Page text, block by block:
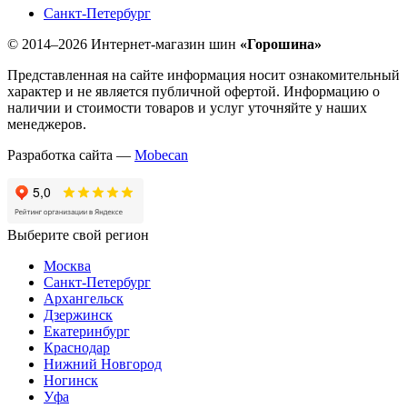
Санкт-Петербург
© 2014–2026 Интернет-магазин шин «Горошина»
Представленная на сайте информация носит ознакомительный
характер и не является публичной офертой. Информацию о
наличии и стоимости товаров и услуг уточняйте у наших
менеджеров.
Разработка сайта — Mobecan
Выберите свой регион
Москва
Санкт-Петербург
Архангельск
Дзержинск
Екатеринбург
Краснодар
Нижний Новгород
Ногинск
Уфа